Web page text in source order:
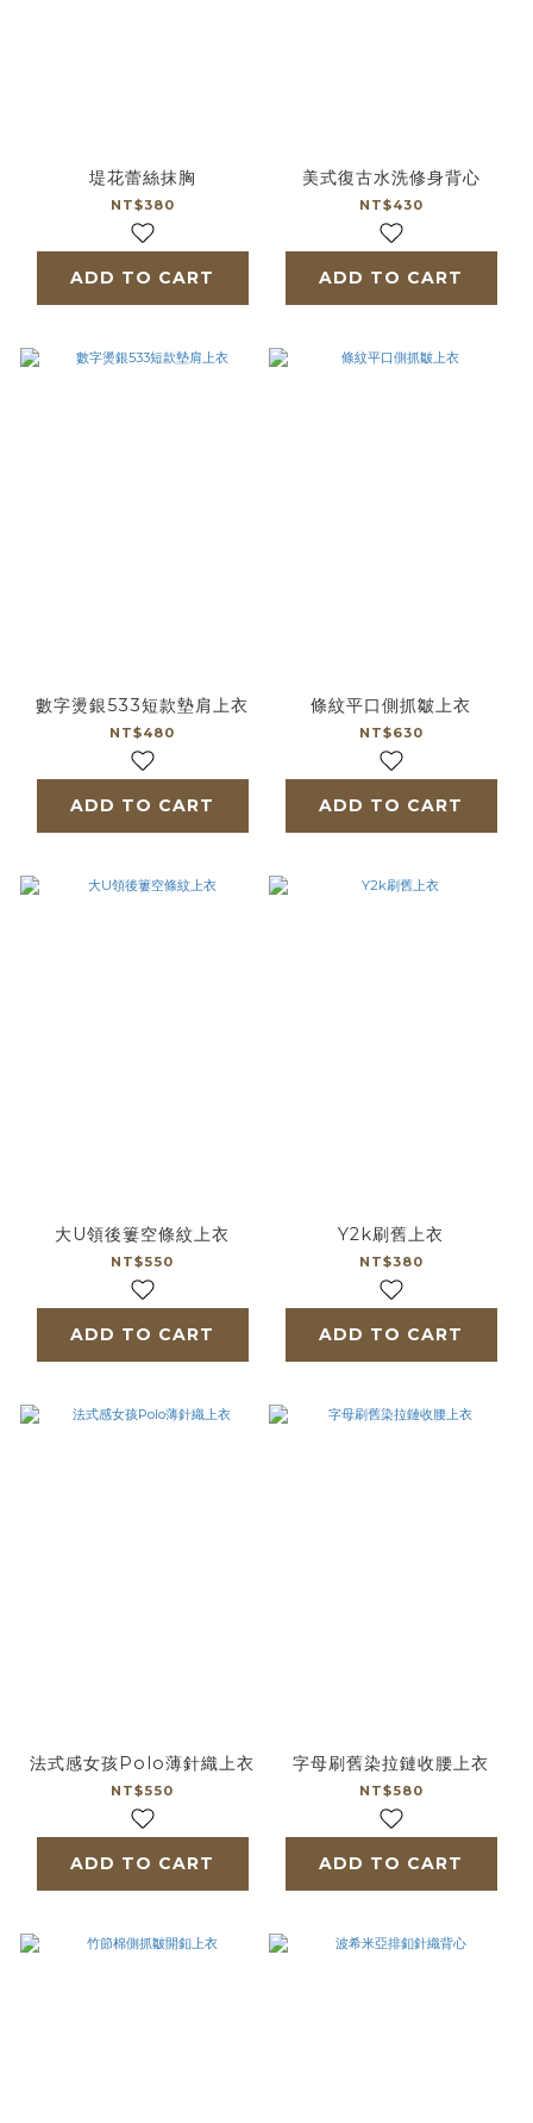
堤花蕾絲抹胸
NT$380
ADD TO CART
美式復古水洗修身背心
NT$430
ADD TO CART
數字燙銀533短款墊肩上衣
NT$480
ADD TO CART
條紋平口側抓皺上衣
NT$630
ADD TO CART
大U領後簍空條紋上衣
NT$550
ADD TO CART
Y2k刷舊上衣
NT$380
ADD TO CART
法式感女孩Polo薄針織上衣
NT$550
ADD TO CART
字母刷舊染拉鏈收腰上衣
NT$580
ADD TO CART